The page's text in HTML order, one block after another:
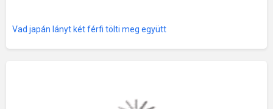
Vad japán lányt két férfi tölti meg együtt